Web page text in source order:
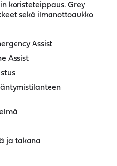
koristeteippaus. Grey
sekä ilmanottoaukko
Assist
Assist
ja takana